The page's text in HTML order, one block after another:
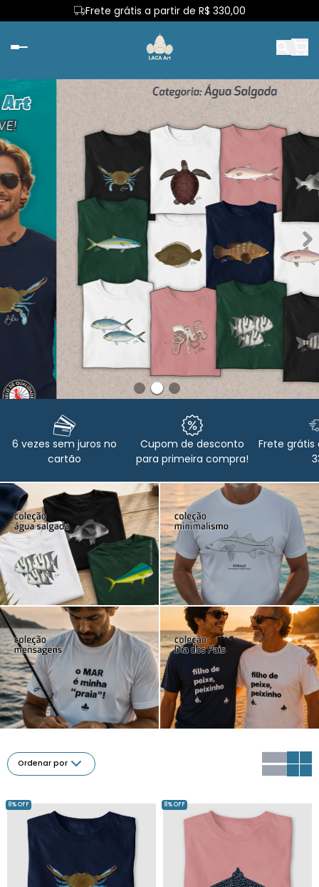
Frete grátis a partir de R$ 330,00
Primeira troca sem custo
6 vezes sem juros no
cartão
Cupom de desconto
para primeira compra!
Frete grátis
Ordenar por
8% OFF 8% OFF